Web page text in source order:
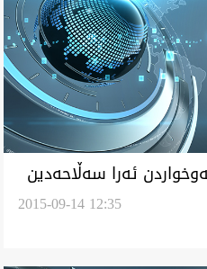
ئه‌را سه‌ڵاحه‌دين
2015-09-14 12:35